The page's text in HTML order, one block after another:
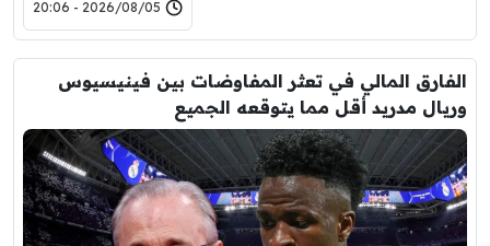
2026/08/05 - 20:06
الفارق المالي في تعثر المفاوضات بين فينيسيوس
وريال مدريد أقل مما يتوقعه الجميع